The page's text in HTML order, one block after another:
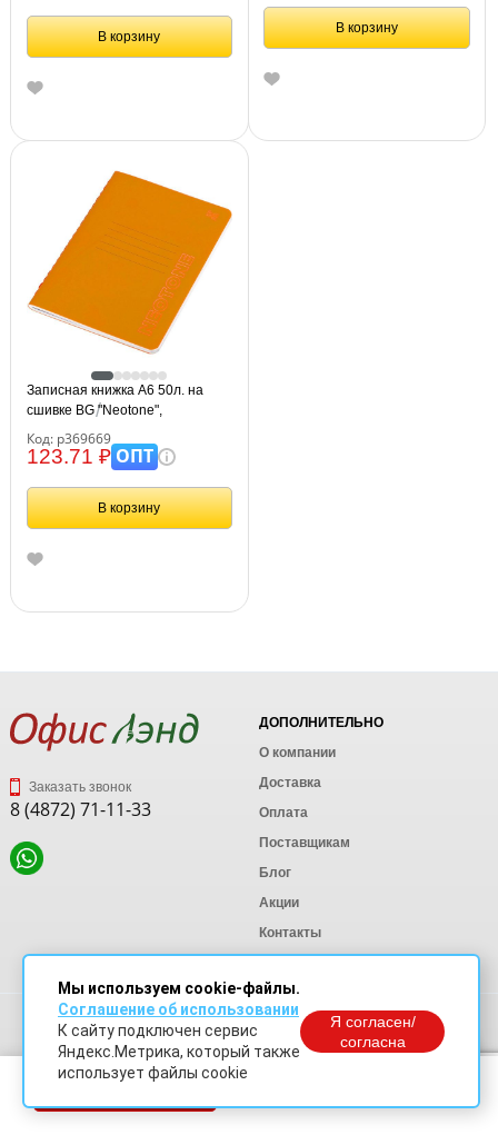
В корзину
В корзину
Записная книжка А6 50л. на
сшивке BG "Neotone",
тиснение, блок в точку 80г/м2
Код: р369669
123.71 ₽ОПТ
В корзину
Заказать звонок
8 (4872) 71-11-33
ДОПОЛНИТЕЛЬНО
О компании
Доставка
Оплата
Поставщикам
Блог
Акции
Контакты
Политика конфиденциальности
Согласие на обработку персональных данных
Согласие на обработку данных Яндекс Метрика
Мы используем cookie-файлы.
Соглашение об использовании
К сайту подключен сервис
Яндекс.Метрика, который также
использует файлы cookie
Я согласен/
согласна